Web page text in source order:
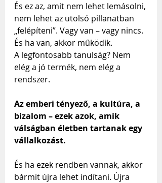
És ez az, amit nem lehet lemásolni,
nem lehet az utolsó pillanatban
„felépíteni”. Vagy van – vagy nincs.
És ha van, akkor működik.
A legfontosabb tanulság? Nem
elég a jó termék, nem elég a
rendszer.
Az emberi tényező, a kultúra, a
bizalom – ezek azok, amik
válságban életben tartanak egy
vállalkozást.
És ha ezek rendben vannak, akkor
bármit újra lehet indítani. Újra